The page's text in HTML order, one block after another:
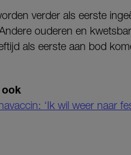
verder als eerste
ouderen en
als eerste aan bod
ook
‘Ik wil weer naar